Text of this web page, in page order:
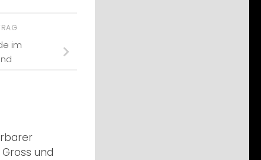
im
und